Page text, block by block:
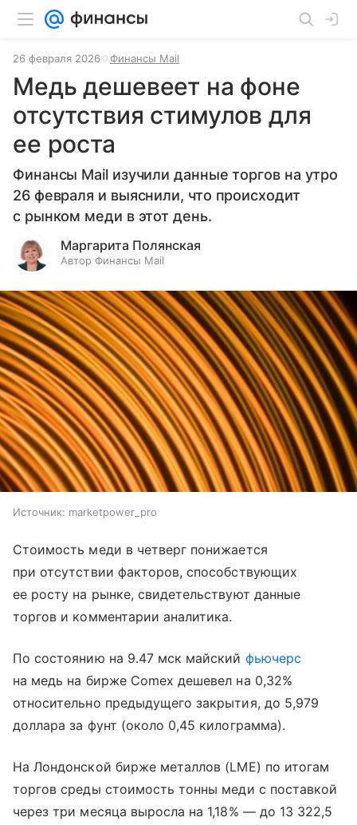
26 февраля 2026 Финансы Mail
Медь дешевеет на фоне
отсутствия стимулов для
ее роста
Финансы Mail изучили данные торгов на утро
26 февраля и выяснили, что происходит
с рынком меди в этот день.
Маргарита Полянская
Автор Финансы Mail
Источник: marketpower_pro
Стоимость меди в четверг понижается
при отсутствии факторов, способствующих
ее росту на рынке, свидетельствуют данные
торгов и комментарии аналитика.
По состоянию на 9.47 мск майский фьючерс
на медь на бирже Comex дешевел на 0,32%
относительно предыдущего закрытия, до 5,979
доллара за фунт (около 0,45 килограмма).
На Лондонской бирже металлов (LME) по итогам
торгов среды стоимость тонны меди с поставкой
через три месяца выросла на 1,18% — до 13 322,5